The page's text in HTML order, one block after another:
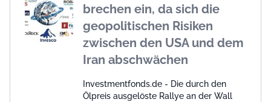
brechen ein, da sich die
geopolitischen Risiken
zwischen den USA und dem
Iran abschwächen
Investmentfonds.de - Die durch den
Ölpreis ausgelöste Rallye an der Wall